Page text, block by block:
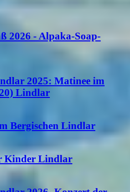
2026 - Alpaka-Soap-
2025: Matinee im
Lindlar
Bergischen Lindlar
Kinder Lindlar